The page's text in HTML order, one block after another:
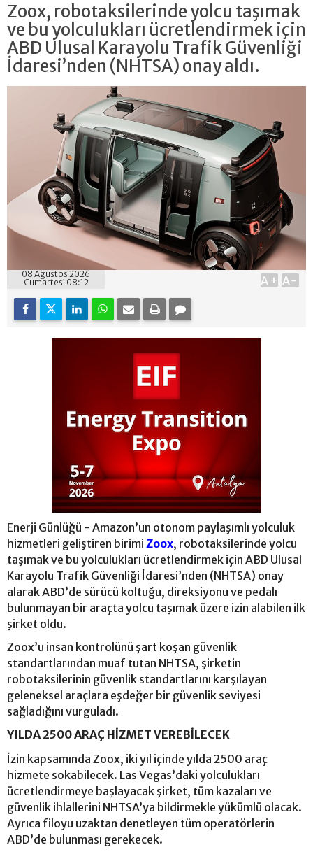
Zoox, robotaksilerinde yolcu taşımak
ve bu yolculukları ücretlendirmek için
ABD Ulusal Karayolu Trafik Güvenliği
İdaresi’nden (NHTSA) onay aldı.
08 Ağustos 2026
Cumartesi 08:12
A+ A-
Enerji Günlüğü - Amazon’un otonom paylaşımlı yolculuk
hizmetleri geliştiren birimi Zoox, robotaksilerinde yolcu
taşımak ve bu yolculukları ücretlendirmek için ABD Ulusal
Karayolu Trafik Güvenliği İdaresi’nden (NHTSA) onay
alarak ABD’de sürücü koltuğu, direksiyonu ve pedalı
bulunmayan bir araçta yolcu taşımak üzere izin alabilen ilk
şirket oldu.
Zoox’u insan kontrolünü şart koşan güvenlik
standartlarından muaf tutan NHTSA, şirketin
robotaksilerinin güvenlik standartlarını karşılayan
geleneksel araçlara eşdeğer bir güvenlik seviyesi
sağladığını vurguladı.
YILDA 2500 ARAÇ HİZMET VEREBİLECEK
İzin kapsamında Zoox, iki yıl içinde yılda 2500 araç
hizmete sokabilecek. Las Vegas’daki yolculukları
ücretlendirmeye başlayacak şirket, tüm kazaları ve
güvenlik ihlallerini NHTSA’ya bildirmekle yükümlü olacak.
Ayrıca filoyu uzaktan denetleyen tüm operatörlerin
ABD’de bulunması gerekecek.